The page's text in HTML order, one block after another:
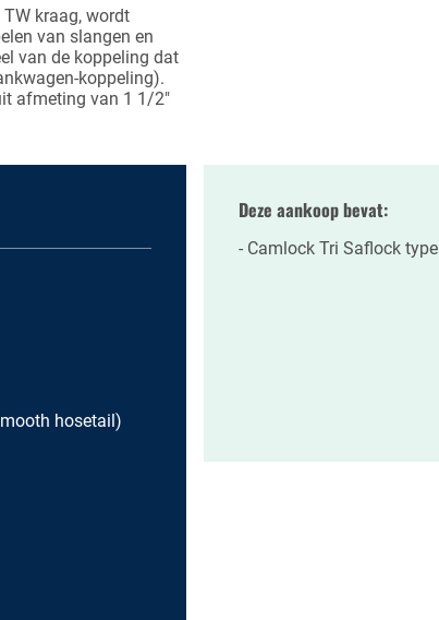
TW kraag, wordt
van slangen en
van de koppeling dat
koppeling).
afmeting van 1 1/2"
hosetail)
Deze aankoop bevat:
Camlock Tri Saflock type